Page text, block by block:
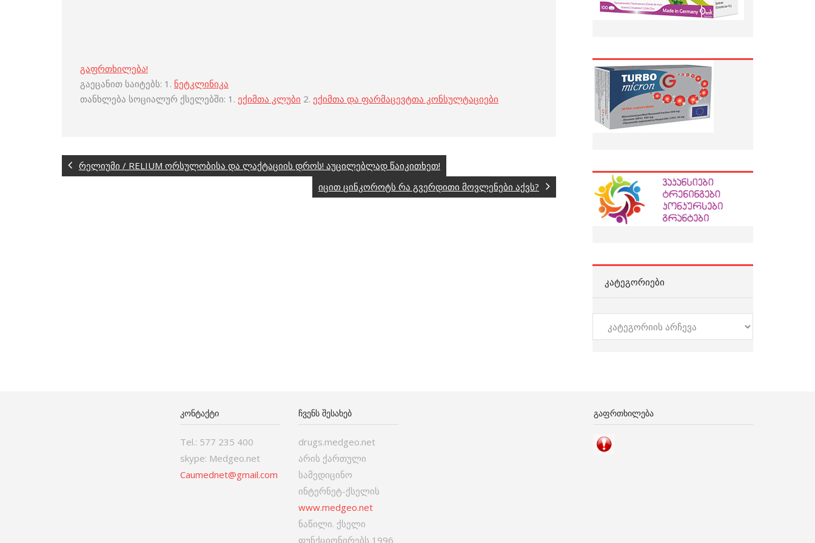
გაფრთხილება!
გაეცანით საიტებს: 1. ნეტკლინიკა
თანხლება სოციალურ ქსელებში: 1. ექიმთა კლუბი 2. ექიმთა და ფარმაცევტთა კონსულტაციები
რელიუმი / RELIUM ორსულობისა და ლაქტაციის დროს! აუცილებლად წაიკითხეთ!
იცით ცინკოროტს რა გვერდითი მოვლენები აქვს?
ᲙᲐᲢᲔᲒᲝᲠᲘᲔᲑᲘ
კატეგორიები
ᲙᲝᲜᲢᲐᲥᲢᲘ
Tel.: 577 235 400
skype: Medgeo.net
Caumednet@gmail.com
ᲩᲕᲔᲜᲡ ᲨᲔᲡᲐᲮᲔᲑ
drugs.medgeo.net
არის ქართული
სამედიცინო
ინტერნეტ-ქსელის
www.medgeo.net
ნაწილი. ქსელი
ფუნქციონირებს 1996
ᲒᲐᲤᲠᲗᲮᲘᲚᲔᲑᲐ